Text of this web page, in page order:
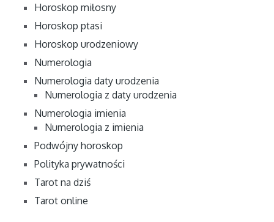
Horoskop miłosny
Horoskop ptasi
Horoskop urodzeniowy
Numerologia
Numerologia daty urodzenia
Numerologia z daty urodzenia
Numerologia imienia
Numerologia z imienia
Podwójny horoskop
Polityka prywatności
Tarot na dziś
Tarot online